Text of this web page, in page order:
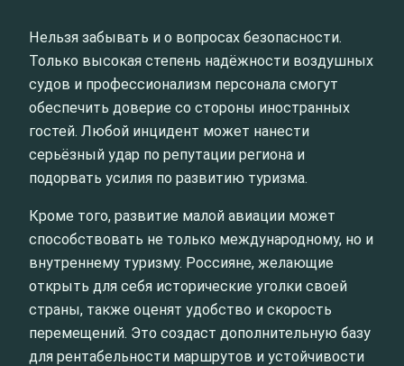
Нельзя забывать и о вопросах безопасности.
Только высокая степень надёжности воздушных
судов и профессионализм персонала смогут
обеспечить доверие со стороны иностранных
гостей. Любой инцидент может нанести
серьёзный удар по репутации региона и
подорвать усилия по развитию туризма.
Кроме того, развитие малой авиации может
способствовать не только международному, но и
внутреннему туризму. Россияне, желающие
открыть для себя исторические уголки своей
страны, также оценят удобство и скорость
перемещений. Это создаст дополнительную базу
для рентабельности маршрутов и устойчивости